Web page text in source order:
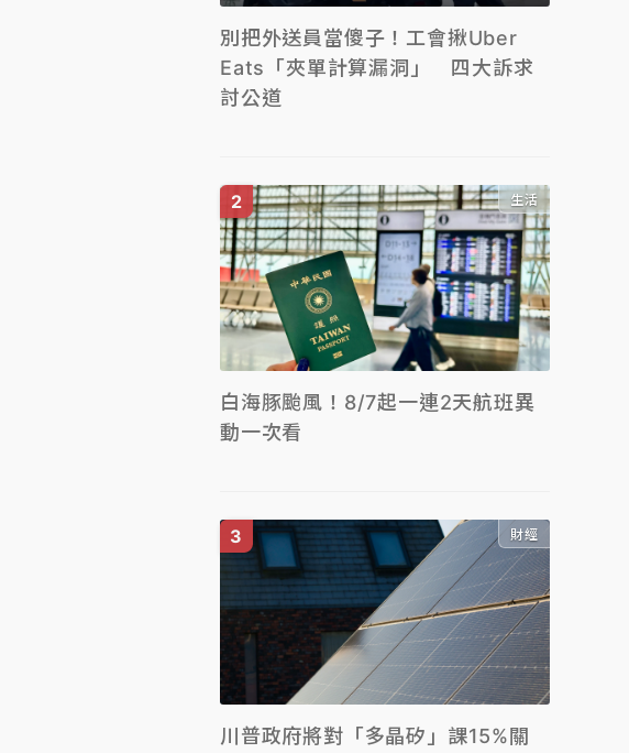
別把外送員當傻子！工會揪Uber
Eats「夾單計算漏洞」 四大訴求
討公道
生活
白海豚颱風！8/7起一連2天航班異
動一次看
財經
川普政府將對「多晶矽」課15%關